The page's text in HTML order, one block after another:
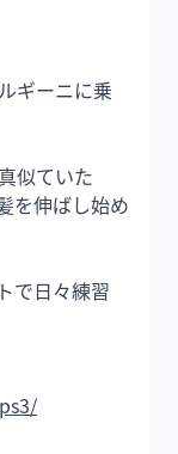
ギーニに乗
似ていた
を伸ばし始め
で日々練習